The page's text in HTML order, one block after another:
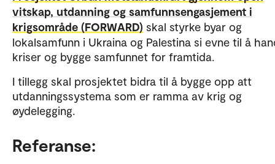
vitskap, utdanning og samfunnsengasjement i
krigsområde (FORWARD) skal styrke byar og
lokalsamfunn i Ukraina og Palestina si evne til å
kriser og bygge samfunnet for framtida.
I tillegg skal prosjektet bidra til å bygge opp att
utdanningssystema som er ramma av krig og
øydelegging.
Referanse: